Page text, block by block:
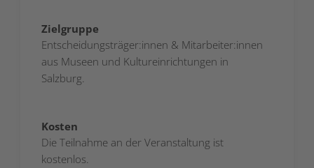
Zielgruppe
Entscheidungsträger:innen & Mitarbeiter:innen
aus Museen und Kultureinrichtungen in
Salzburg.
Kosten
Die Teilnahme an der Veranstaltung ist
kostenlos.